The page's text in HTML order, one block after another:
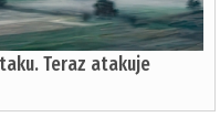
Teraz atakuje